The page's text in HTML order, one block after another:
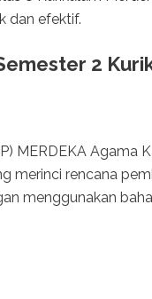
dan efektif.
2
MERDEKA Agama
merinci rencana
menggunakan